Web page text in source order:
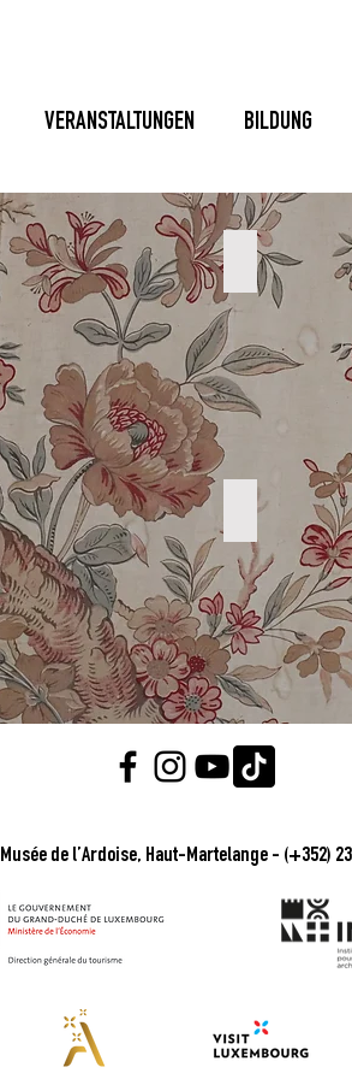
VERANSTALTUNGEN BILDUNG
EN
FR
Musée de l’Ardoise, Haut-Martelange - (+352) 23